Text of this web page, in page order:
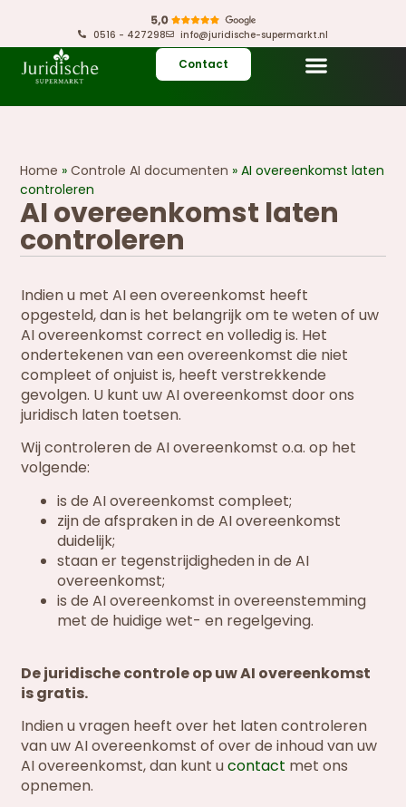
0516 - 427298 info@juridische-supermarkt.nl
Contact
AI overeenkomst laten
controleren
Home »Controle AI documenten »AI overeenkomst laten
controleren
Indien u met AI een overeenkomst heeft
opgesteld, dan is het belangrijk om te weten of uw
AI overeenkomst correct en volledig is. Het
ondertekenen van een overeenkomst die niet
compleet of onjuist is, heeft verstrekkende
gevolgen. U kunt uw AI overeenkomst door ons
juridisch laten toetsen.
Wij controleren de AI overeenkomst o.a. op het
volgende:
is de AI overeenkomst compleet;
zijn de afspraken in de AI overeenkomst
duidelijk;
staan er tegenstrijdigheden in de AI
overeenkomst;
is de AI overeenkomst in overeenstemming
met de huidige wet- en regelgeving.
De juridische controle op uw AI overeenkomst
is gratis.
Indien u vragen heeft over het laten controleren
van uw AI overeenkomst of over de inhoud van uw
AI overeenkomst, dan kunt ucontact met ons
opnemen.